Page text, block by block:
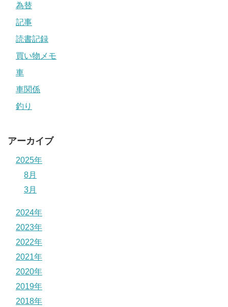
為替
記事
読書記録
買い物メモ
車
車関係
釣り
アーカイブ
2025年
8月
3月
2024年
2023年
2022年
2021年
2020年
2019年
2018年